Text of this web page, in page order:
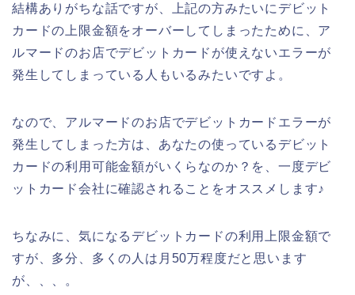
結構ありがちな話ですが、上記の方みたいにデビット
カードの上限金額をオーバーしてしまったために、ア
ルマードのお店でデビットカードが使えないエラーが
発生してしまっている人もいるみたいですよ。
なので、アルマードのお店でデビットカードエラーが
発生してしまった方は、あなたの使っているデビット
カードの利用可能金額がいくらなのか？を、一度デビ
ットカード会社に確認されることをオススメします♪
ちなみに、気になるデビットカードの利用上限金額で
すが、多分、多くの人は月50万程度だと思います
が、、、。